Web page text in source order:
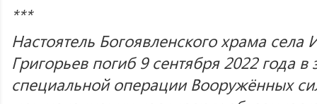
***
Настоятель Богоявленского храма
Григорьев погиб 9 сентября 2022 года в
специальной операции Вооружённых